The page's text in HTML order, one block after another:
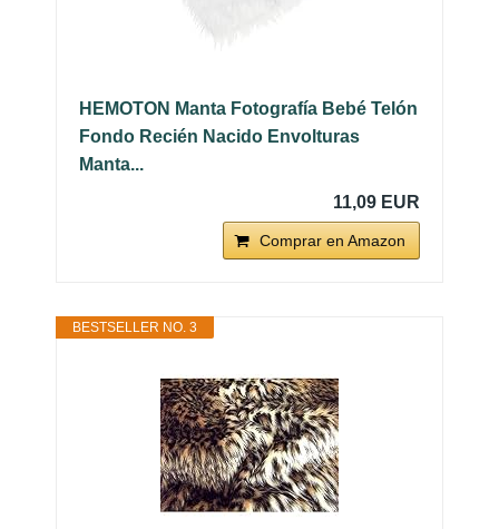
HEMOTON Manta Fotografía Bebé Telón
Fondo Recién Nacido Envolturas
Manta...
11,09 EUR
Comprar en Amazon
BESTSELLER NO. 3